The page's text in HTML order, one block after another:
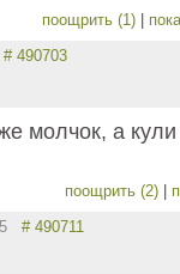
поощрить (1)
# 490703
молчок, а кули
поощрить (2)
# 490711